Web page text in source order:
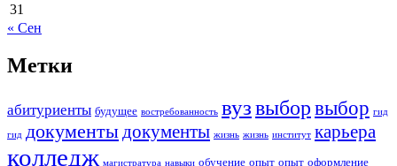
31
« Сен
Метки
абитуриенты будущее востребованность вузвыбор выбор гид
гид документы документы жизнь жизнь институт карьера
колледж магистратура навыки обучение опыт опыт оформление